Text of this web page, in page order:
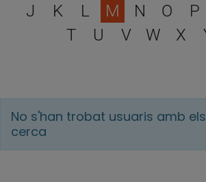
J
K L M N O P
T
U V W X
No s'han trobat usuaris amb
cerca